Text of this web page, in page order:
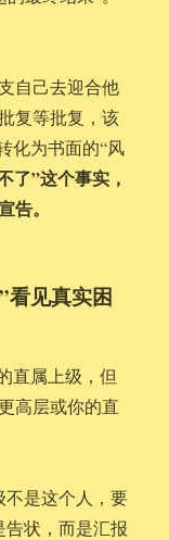
自己去迎合他
复等批复，该
化为书面的“风
了”这个事实，
告。
看见真实困
直属上级，但
高层或你的直
不是这个人，要
状，而是汇报